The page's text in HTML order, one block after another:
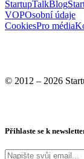
StartupTalkBlog
VOPOsobní údaje
CookiesPro média
© 2012 – 2026
Přihlaste se k